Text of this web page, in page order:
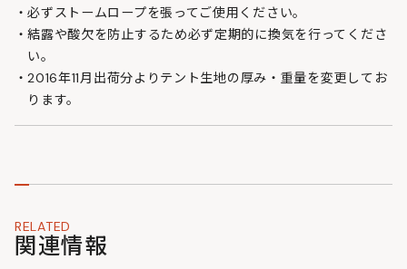
必ずストームロープを張ってご使用ください。
結露や酸欠を防止するため必ず定期的に換気を行ってくださ
い。
2016年11月出荷分よりテント生地の厚み・重量を変更してお
ります。
RELATED
関連情報